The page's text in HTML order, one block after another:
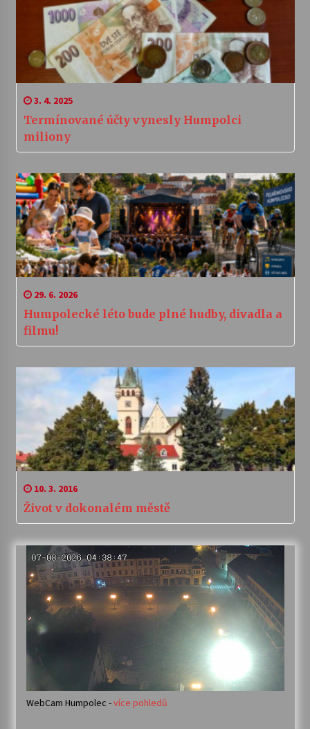
3. 4. 2025
Termínované účty vynesly Humpolci
miliony
29. 6. 2026
Humpolecké léto bude plné hudby, divadla a
filmu!
10. 3. 2016
Život v dokonalém městě
WebCam Humpolec -více pohledů